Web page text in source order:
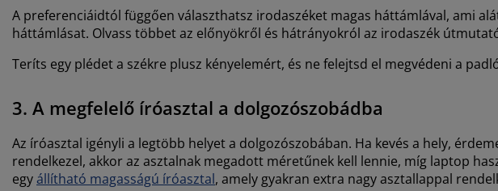
A preferenciáidtól függően választhatsz irodaszéket magas háttámlával, ami
háttámlásat. Olvass többet az előnyökről és hátrányokról az irodaszék
Teríts egy plédet a székre plusz kényelemért, és ne felejtsd el megvédeni a
3. A megfelelő íróasztal a dolgozószobádba
Az íróasztal igényli a legtöbb helyet a dolgozószobában. Ha kevés a hely,
rendelkezel, akkor az asztalnak megadott méretűnek kell lennie, míg laptop
egyállítható magasságú íróasztal, amely gyakran extra nagy asztallappal